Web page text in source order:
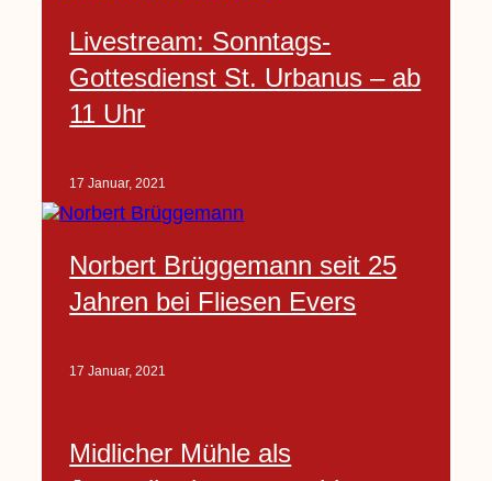
Livestream: Sonntags-
Gottesdienst St. Urbanus – ab
11 Uhr
17 Januar, 2021
Norbert Brüggemann seit 25
Jahren bei Fliesen Evers
17 Januar, 2021
Midlicher Mühle als